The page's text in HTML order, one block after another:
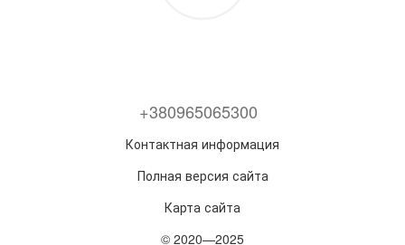
+380965065300
Контактная информация
Полная версия сайта
Карта сайта
© 2020—2025